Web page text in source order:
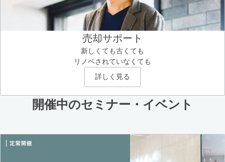
売却サポート
新しくても古くても
リノベされていなくても
詳しく見る
開催中のセミナー・イベント